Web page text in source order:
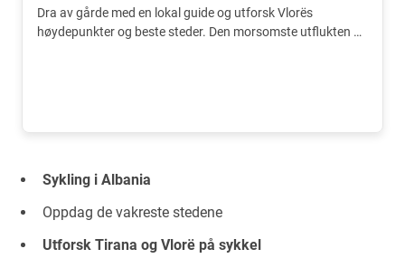
Dra av gårde med en lokal guide og utforsk Vlorës
høydepunkter og beste steder. Den morsomste utflukten på
Sykling i Albania
Oppdag de vakreste stedene
Utforsk Tirana og Vlorë på sykkel